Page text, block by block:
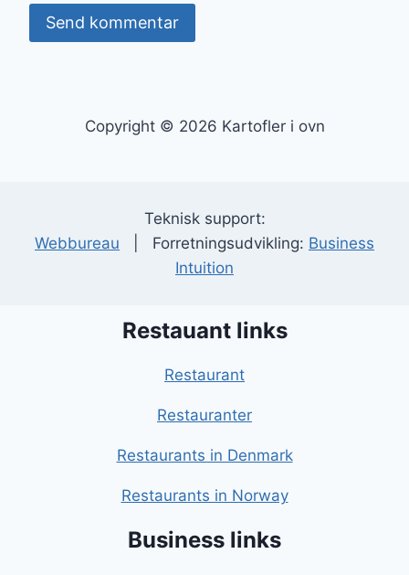
Copyright © 2026 Kartofler i ovn
Teknisk support:
Webbureau | Forretningsudvikling: Business
Intuition
Restauant links
Restaurant
Restauranter
Restaurants in Denmark
Restaurants in Norway
Business links